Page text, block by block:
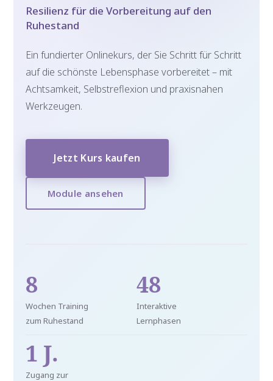
Resilienz für die Vorbereitung auf den
Ruhestand
Ein fundierter Onlinekurs, der Sie Schritt für Schritt
auf die schönste Lebensphase vorbereitet – mit
Achtsamkeit, Selbstreflexion und praxisnahen
Werkzeugen.
Jetzt Kurs kaufen
Module ansehen
8
Wochen Training
zum Ruhestand
48
Interaktive
Lernphasen
1 J.
Zugang zur